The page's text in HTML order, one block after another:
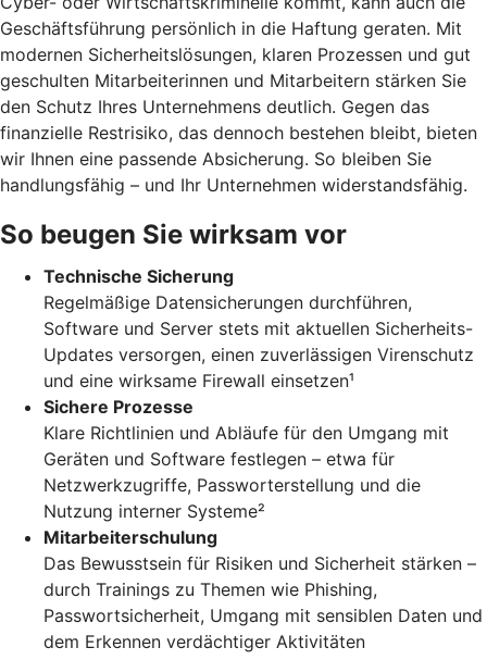
Geschäftsführung persönlich in die Haftung geraten. Mit
modernen Sicherheitslösungen, klaren Prozessen und gut
geschulten Mitarbeiterinnen und Mitarbeitern stärken Sie
den Schutz Ihres Unternehmens deutlich. Gegen das
finanzielle Restrisiko, das dennoch bestehen bleibt, bieten
wir Ihnen eine passende Absicherung. So bleiben Sie
handlungsfähig – und Ihr Unternehmen widerstandsfähig.
So beugen Sie wirksam vor
Technische Sicherung
Regelmäßige Datensicherungen durchführen,
Software und Server stets mit aktuellen Sicherheits-
Updates versorgen, einen zuverlässigen Virenschutz
und eine wirksame Firewall einsetzen¹
Sichere Prozesse
Klare Richtlinien und Abläufe für den Umgang mit
Geräten und Software festlegen – etwa für
Netzwerkzugriffe, Passworterstellung und die
Nutzung interner Systeme²
Mitarbeiterschulung
Das Bewusstsein für Risiken und Sicherheit stärken –
durch Trainings zu Themen wie Phishing,
Passwortsicherheit, Umgang mit sensiblen Daten und
dem Erkennen verdächtiger Aktivitäten